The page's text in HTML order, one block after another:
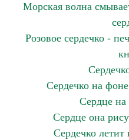
Морская волна
Розовое сердечко -
Сердечко на
Сердце на
Сердце она
Сердечко